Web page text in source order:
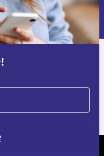
znajdują się w
refurbed